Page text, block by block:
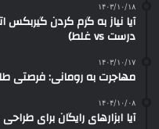
۱۴۰۳/۱۰/۱۸
آیا نیاز به گرم کردن گیربکس
درست vs غلط)
۱۴۰۳/۱۰/۱۷
مهاجرت به رومانی: فرصتی
۱۴۰۴/۱۰/۰۸
آیا ابزارهای رایگان برای